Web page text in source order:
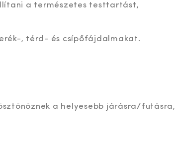
a természetes testtartást,
, térd- és csípőfájdalmakat.
a helyesebb járásra/futásra,